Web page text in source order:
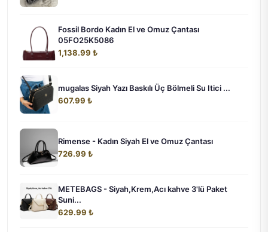
Fossil Bordo Kadın El ve Omuz Çantası
05FO25K5086
1,138.99 ₺
mugalas Siyah Yazı Baskılı Üç Bölmeli Su Itici ...
607.99 ₺
Rimense - Kadın Siyah El ve Omuz Çantası
726.99 ₺
METEBAGS - Siyah,Krem,Acı kahve 3'lü Paket
Suni...
629.99 ₺